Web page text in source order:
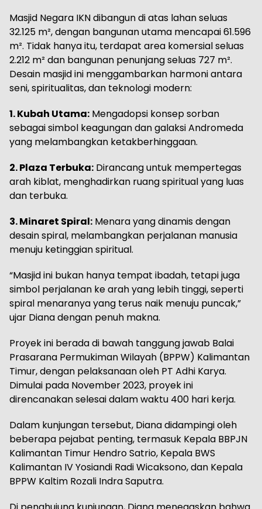
Masjid Negara IKN dibangun di atas lahan seluas
32.125 m², dengan bangunan utama mencapai 61.596
m². Tidak hanya itu, terdapat area komersial seluas
2.212 m² dan bangunan penunjang seluas 727 m².
Desain masjid ini menggambarkan harmoni antara
seni, spiritualitas, dan teknologi modern:
1. Kubah Utama: Mengadopsi konsep sorban
sebagai simbol keagungan dan galaksi Andromeda
yang melambangkan ketakberhinggaan.
2. Plaza Terbuka: Dirancang untuk mempertegas
arah kiblat, menghadirkan ruang spiritual yang luas
dan terbuka.
3. Minaret Spiral: Menara yang dinamis dengan
desain spiral, melambangkan perjalanan manusia
menuju ketinggian spiritual.
“Masjid ini bukan hanya tempat ibadah, tetapi juga
simbol perjalanan ke arah yang lebih tinggi, seperti
spiral menaranya yang terus naik menuju puncak,”
ujar Diana dengan penuh makna.
Proyek ini berada di bawah tanggung jawab Balai
Prasarana Permukiman Wilayah (BPPW) Kalimantan
Timur, dengan pelaksanaan oleh PT Adhi Karya.
Dimulai pada November 2023, proyek ini
direncanakan selesai dalam waktu 400 hari kerja.
Dalam kunjungan tersebut, Diana didampingi oleh
beberapa pejabat penting, termasuk Kepala BBPJN
Kalimantan Timur Hendro Satrio, Kepala BWS
Kalimantan IV Yosiandi Radi Wicaksono, dan Kepala
BPPW Kaltim Rozali Indra Saputra.